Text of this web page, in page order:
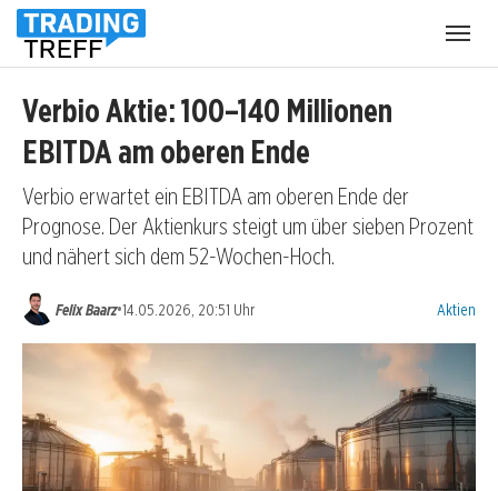
Verbio Aktie: 100–140 Millionen
EBITDA am oberen Ende
Verbio erwartet ein EBITDA am oberen Ende der
Prognose. Der Aktienkurs steigt um über sieben Prozent
und nähert sich dem 52-Wochen-Hoch.
Felix Baarz•14.05.2026, 20:51 Uhr Aktien